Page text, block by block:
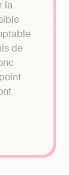
la
de